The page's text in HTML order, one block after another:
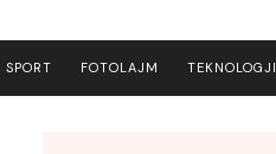
SPORT FOTOLAJM TEKNOLOGJI